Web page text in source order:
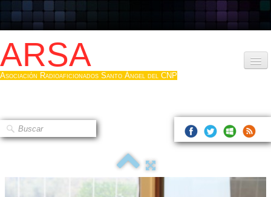
ARSA
Asociación Radioaficionados Santo Ángel del CNP
Que es la ARSA
Hacerse socio